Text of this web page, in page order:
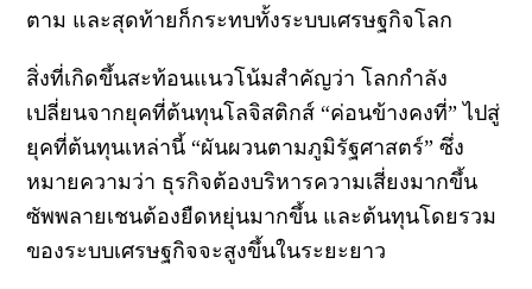
ตาม และสุดท้ายก็กระทบทั้งระบบเศรษฐกิจโลก
สิ่งที่เกิดขึ้นสะท้อนแนวโน้มสำคัญว่า โลกกำลัง
เปลี่ยนจากยุคที่ต้นทุนโลจิสติกส์ “ค่อนข้างคงที่” ไปสู่
ยุคที่ต้นทุนเหล่านี้ “ผันผวนตามภูมิรัฐศาสตร์” ซึ่ง
หมายความว่า ธุรกิจต้องบริหารความเสี่ยงมากขึ้น
ซัพพลายเชนต้องยืดหยุ่นมากขึ้น และต้นทุนโดยรวม
ของระบบเศรษฐกิจจะสูงขึ้นในระยะยาว